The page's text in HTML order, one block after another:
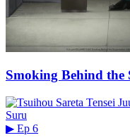
Smoking Behind the
▶ Ep 6